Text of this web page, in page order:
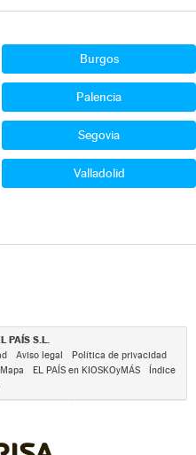
Burgos
Palencia
Segovia
Valladolid
PAÍS S.L.
Aviso legal
Política de privacidad
Mapa EL PAÍS en KIOSKOyMÁS
Índice